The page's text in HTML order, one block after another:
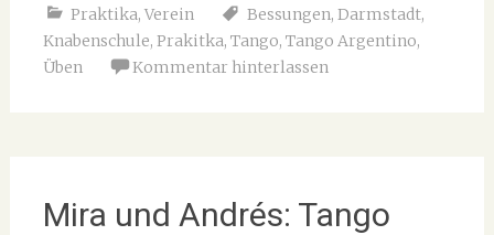
Praktika, Verein Bessungen, Darmstadt,
Knabenschule, Prakitka, Tango, Tango Argentino,
Üben
Kommentar hinterlassen
Mira und Andrés: Tango